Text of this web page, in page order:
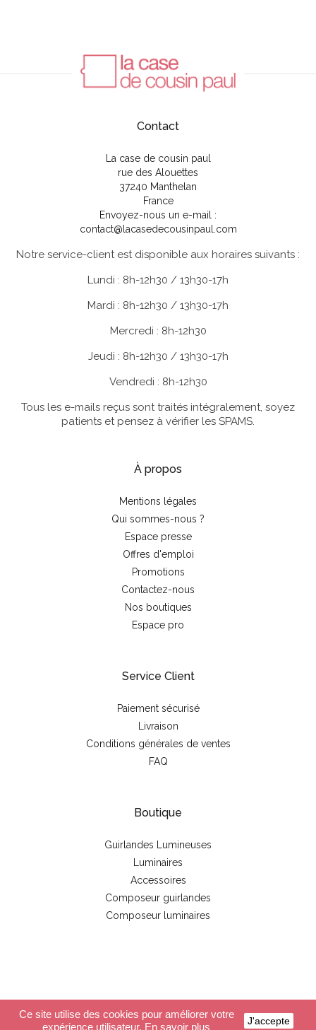
Contact
La case de cousin paul
rue des Alouettes
37240 Manthelan
France
Envoyez-nous un e-mail :
contact@lacasedecousinpaul.com
Notre service-client est disponible aux horaires suivants :
Lundi : 8h-12h30 / 13h30-17h
Mardi : 8h-12h30 / 13h30-17h
Mercredi : 8h-12h30
Jeudi : 8h-12h30 / 13h30-17h
Vendredi : 8h-12h30
Tous les e-mails reçus sont traités intégralement, soyez
patients et pensez à vérifier les SPAMS.
À propos
Mentions légales
Qui sommes-nous ?
Espace presse
Offres d'emploi
Promotions
Contactez-nous
Nos boutiques
Espace pro
Service Client
Paiement sécurisé
Livraison
Conditions générales de ventes
FAQ
Boutique
Guirlandes Lumineuses
Luminaires
Accessoires
Composeur guirlandes
Composeur luminaires
Ce site utilise des cookies pour améliorer votre
expérience utilisateur. En savoir plus J'accepte
© 2026 - La case de cousin Paul